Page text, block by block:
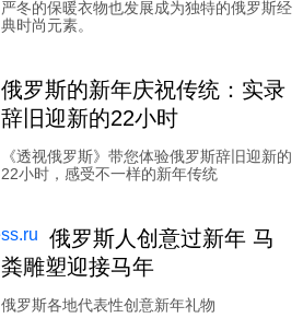
严冬的保暖衣物也发展成为独特的俄罗斯经
典时尚元素。
俄罗斯的新年庆祝传统：实录
辞旧迎新的22小时
《透视俄罗斯》带您体验俄罗斯辞旧迎新的
22小时，感受不一样的新年传统
俄罗斯人创意过新年 马
粪雕塑迎接马年
俄罗斯各地代表性创意新年礼物